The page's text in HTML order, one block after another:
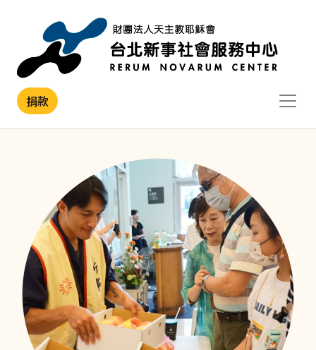
捐款